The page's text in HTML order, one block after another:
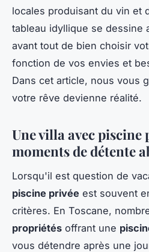
locales produisant du vin et
tableau idyllique se dessine
avant tout de bien choisir
fonction de vos envies et
Dans cet article, nous vous
votre rêve devienne réalité.
Une villa avec piscine
moments de détente
Lorsqu'il est question de
piscine privée est souvent
critères. En Toscane,
propriétés offrant une
vous détendre après une